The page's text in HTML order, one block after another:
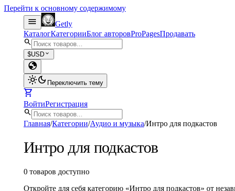
Перейти к основному содержимому
menu
Getly
КаталогКатегорииБлог авторовProPagesПродавать
search
$USD expand_more
globe
light_modedark_mode Переключить тему
shopping_cart
ВойтиРегистрация
search
Главная/Категории/Аудио и музыка/Интро для подкастов
Интро для подкастов
0 товаров доступно
Откройте для себя категорию «Интро для подкастов» от